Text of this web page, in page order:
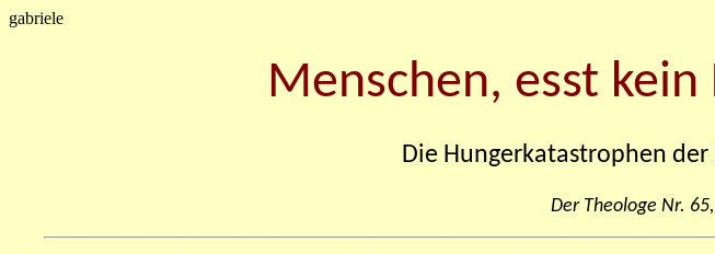
gabriele
Menschen, esst
Die Hungerkatastrophen
Der Theologe Nr.